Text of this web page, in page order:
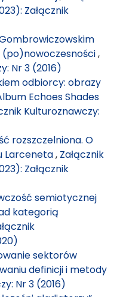
Załącznik
,
Nr 3 (2016)
odbiorcy: obrazy
Echoes Shades
Kulturoznawczy:
rozszczelniona. O
Larceneta, Załącznik
Załącznik
semiotycznej
kategorią
sektorów
definicji i metody
Nr 3 (2016)